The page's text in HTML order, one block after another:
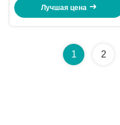
интерфейс 4-польный 3,5 мм
Лучшая цена
1 2